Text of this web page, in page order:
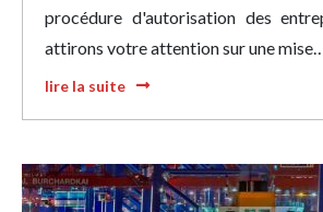
procédure d'autorisation des
attirons votre attention sur une mise…
lire la suite